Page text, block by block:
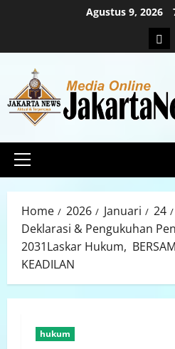
Agustus 9, 2026
Home 2026 Januari
24
Deklarasi & Pengukuhan
2031Laskar Hukum,
KEADILAN
hukum